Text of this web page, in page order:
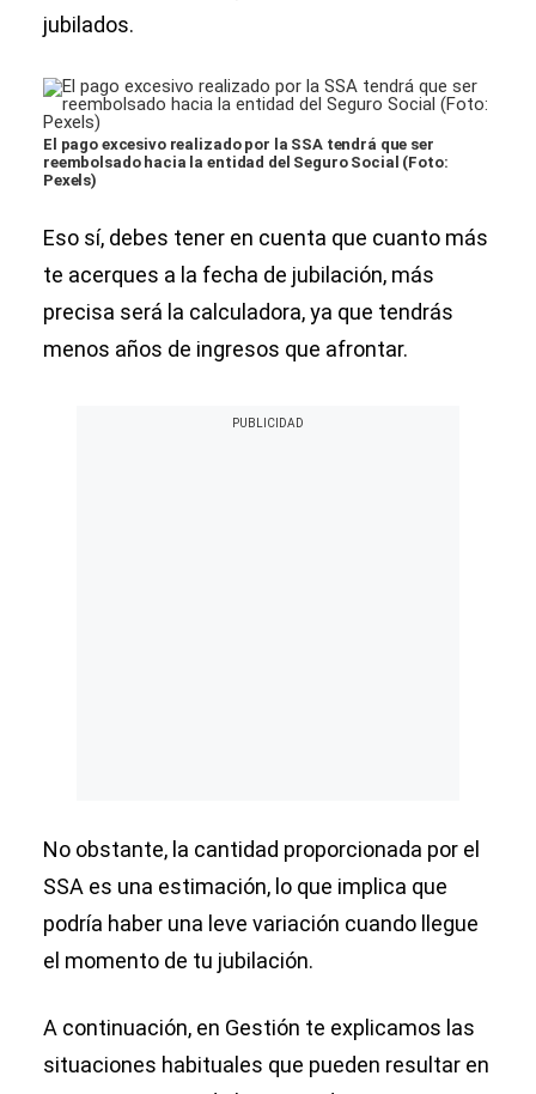
jubilados.
El pago excesivo realizado por la SSA tendrá que ser
reembolsado hacia la entidad del Seguro Social (Foto:
Pexels)
Eso sí, debes tener en cuenta que cuanto más
te acerques a la fecha de jubilación, más
precisa será la calculadora, ya que tendrás
menos años de ingresos que afrontar.
No obstante, la cantidad proporcionada por el
SSA es una estimación, lo que implica que
podría haber una leve variación cuando llegue
el momento de tu jubilación.
A continuación, en Gestión te explicamos las
situaciones habituales que pueden resultar en